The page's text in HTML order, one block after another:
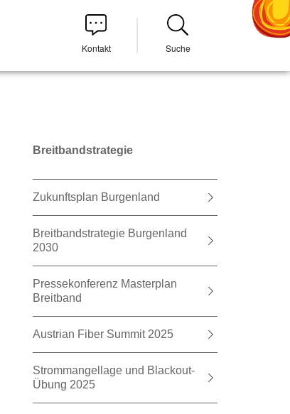
Kontakt Suche
Breitbandstrategie
Zukunftsplan Burgenland
Breitbandstrategie Burgenland
2030
Pressekonferenz Masterplan
Breitband
Austrian Fiber Summit 2025
Strommangellage und Blackout-
Übung 2025